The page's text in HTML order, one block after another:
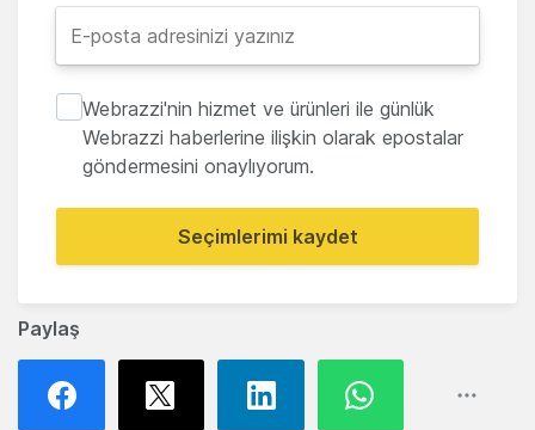
Paylaş
Webrazzi'nin hizmet ve ürünleri ile günlük
Webrazzi haberlerine ilişkin olarak epostalar
göndermesini onaylıyorum.
Seçimlerimi kaydet